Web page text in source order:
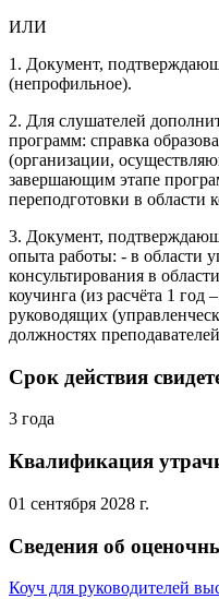
ИЛИ
1. Документ,
(непрофильное).
2. Для слушателей
программ: справка
(организации,
завершающим этапе
переподготовки в области
3. Документ,
опыта работы: - в области
консультирования в
коучинга (из расчёта 1 год
руководящих
должностях
Срок действия
3 года
Квалификация
01 сентября 2028 г.
Сведения об
Коуч для руководителей